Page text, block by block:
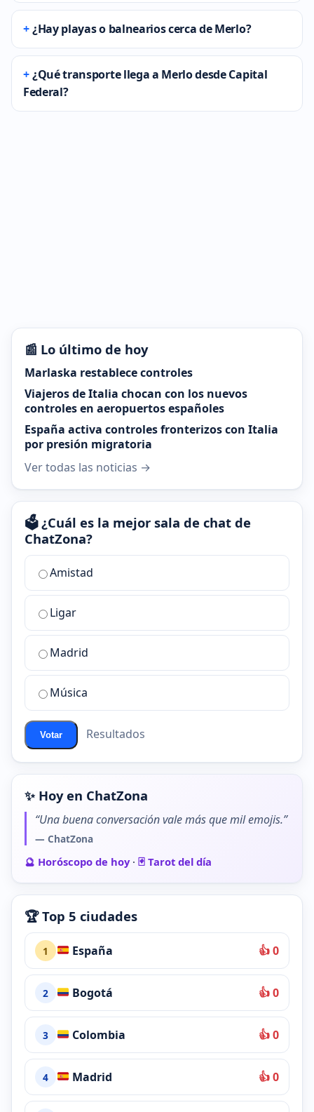
¿Hay playas o balnearios cerca de Merlo?
¿Qué transporte llega a Merlo desde Capital
Federal?
📰 Lo último de hoy
Marlaska restablece controles
Viajeros de Italia chocan con los nuevos
controles en aeropuertos españoles
España activa controles fronterizos con Italia
por presión migratoria
Ver todas las noticias →
🗳️ ¿Cuál es la mejor sala de chat de
ChatZona?
¿Cuál
la
mejor
sala
chat
ChatZona?
Amistad
Ligar
Madrid
Música
Votar Resultados
✨ Hoy en ChatZona
“Una buena conversación vale más que mil emojis.”
— ChatZona
🔮 Horóscopo de hoy· 🃏 Tarot del día
🏆 Top 5 ciudades
1 España 👍 0
2 Bogotá 👍 0
3 Colombia 👍 0
4 Madrid 👍 0